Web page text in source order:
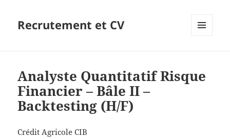
Recrutement et CV
Analyste Quantitatif Risque
Financier – Bâle II –
Backtesting (H/F)
Crédit Agricole CIB